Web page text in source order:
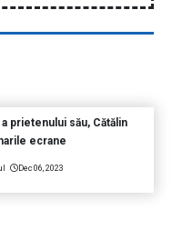
prietenului său, Cătălin
ecrane
Dec 06, 2023